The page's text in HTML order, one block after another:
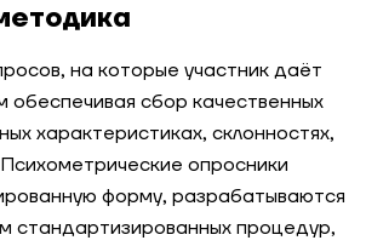
на которые участник даёт
обеспечивая сбор качественных
характеристиках, склонностях,
опросники
форму, разрабатываются
стандартизированных процедур,